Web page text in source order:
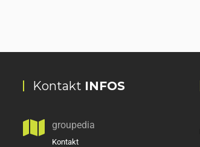
Kontakt INFOS
groupedia
Kontakt